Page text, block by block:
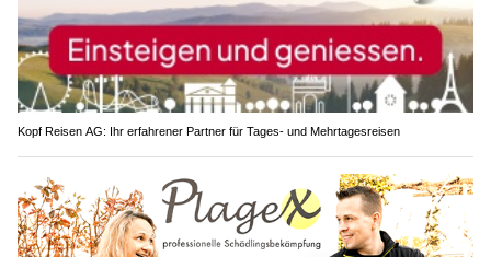
Kopf Reisen AG: Ihr erfahrener Partner für Tages- und Mehrtagesreisen